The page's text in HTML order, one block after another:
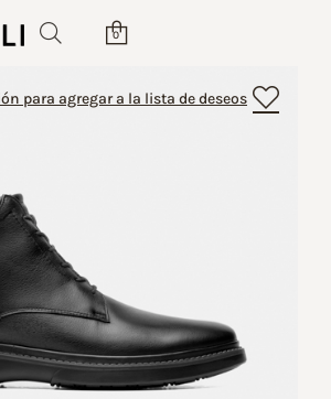
0
para agregar a la lista de deseos